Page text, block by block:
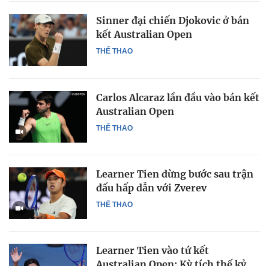
THỂ THAO
Sinner đại chiến Djokovic ở bán
kết Australian Open
THỂ THAO
Carlos Alcaraz lần đầu vào bán kết
Australian Open
THỂ THAO
Learner Tien dừng bước sau trận
đấu hấp dẫn với Zverev
Learner Tien vào tứ kết